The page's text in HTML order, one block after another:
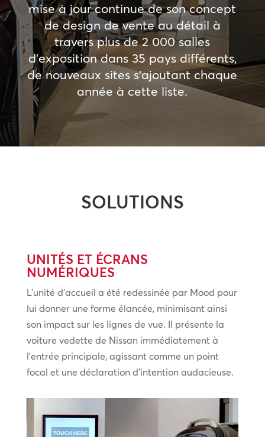
mise à jour continue de son concept
de design de vente au détail à
travers plus de 2 000 salles
d’exposition dans 35 pays différents,
de nouveaux sites s’ajoutant chaque
année à cette liste.
SOLUTIONS
UNITÉS ET ÉCRANS
NUMÉRIQUES
L’unité d’accueil a été redessinée par Mood pour
lui donner une forme élancée, minimisant ainsi
son impact sur les lignes de vue. Il présente la
voiture vedette de Nissan immédiatement à
l’entrée principale, agissant comme un point
focal et une déclaration d’intention audacieuse.